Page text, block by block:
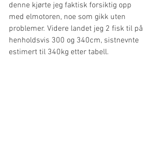
denne kjørte jeg faktisk forsiktig opp
med elmotoren, noe som gikk uten
problemer. Videre landet jeg 2 fisk til på
henholdsvis 300 og 340cm, sistnevnte
estimert til 340kg etter tabell.